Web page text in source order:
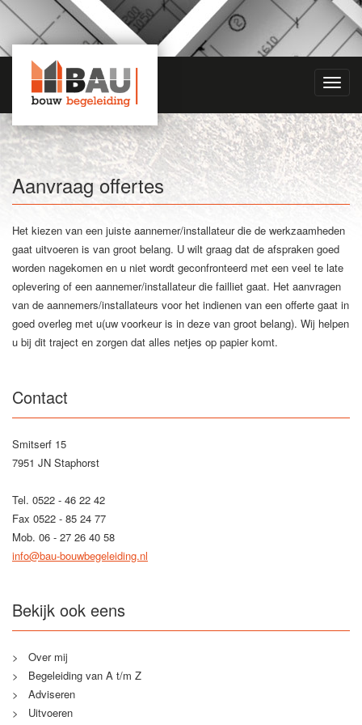
Aanvraag offertes
Het kiezen van een juiste aannemer/installateur die de werkzaamheden
gaat uitvoeren is van groot belang. U wilt graag dat de afspraken goed
worden nagekomen en u niet wordt geconfronteerd met een veel te late
oplevering of een aannemer/installateur die failliet gaat. Het aanvragen
van de aannemers/installateurs voor het indienen van een offerte gaat in
goed overleg met u(uw voorkeur is in deze van groot belang). Wij helpen
u bij dit traject en zorgen dat alles netjes op papier komt.
Contact
Smitserf 15
7951 JN Staphorst
Tel. 0522 - 46 22 42
Fax 0522 - 85 24 77
Mob. 06 - 27 26 40 58
info@bau-bouwbegeleiding.nl
Bekijk ook eens
Over mij
Begeleiding van A t/m Z
Adviseren
Uitvoeren